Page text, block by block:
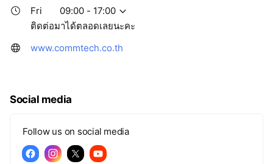
Fri
09:00 - 17:00
ติดต่อมาได้ตลอดเลยนะคะ
www.commtech.co.th
Social media
Follow us on social media